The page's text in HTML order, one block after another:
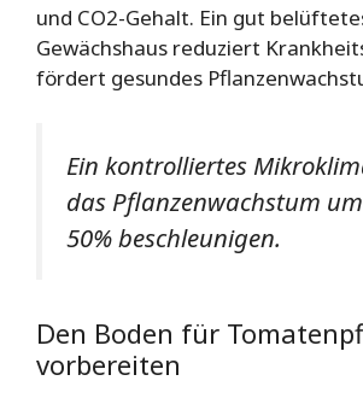
und CO2-Gehalt. Ein gut
Gewächshaus reduziert
fördert gesundes
Ein kontrolliertes
das Pflanzenwachstum
50% beschleunigen.
Den Boden für
vorbereiten